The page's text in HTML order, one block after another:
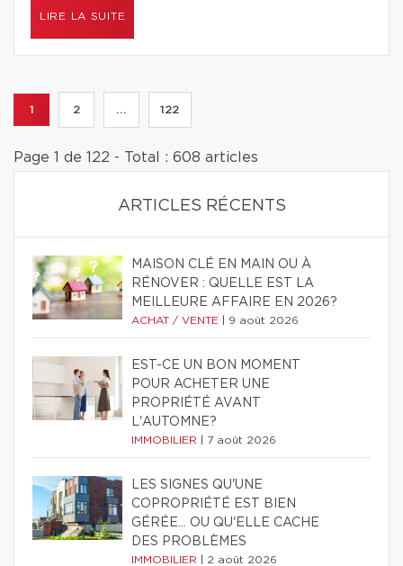
LIRE LA SUITE
1 2 ... 122
Page 1 de 122 - Total : 608 articles
ARTICLES RÉCENTS
MAISON CLÉ EN MAIN OU À
RÉNOVER : QUELLE EST LA
MEILLEURE AFFAIRE EN 2026?
ACHAT / VENTE 9 août 2026
EST-CE UN BON MOMENT
POUR ACHETER UNE
PROPRIÉTÉ AVANT
L'AUTOMNE?
IMMOBILIER 7 août 2026
LES SIGNES QU'UNE
COPROPRIÉTÉ EST BIEN
GÉRÉE… OU QU'ELLE CACHE
DES PROBLÈMES
IMMOBILIER 2 août 2026